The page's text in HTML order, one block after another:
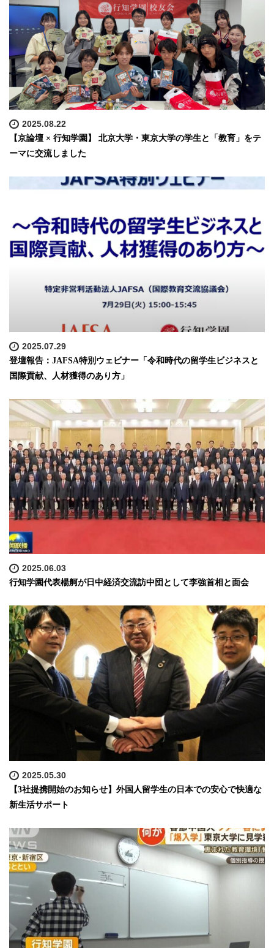
2025.08.22
【京論壇 × 行知学園】 北京大学・東京大学の学生と「教育」をテ
ーマに交流しました
2025.07.29
登壇報告：JAFSA特別ウェビナー「令和時代の留学生ビジネスと
国際貢献、人材獲得のあり方」
2025.06.03
行知学園代表楊舸が日中経済交流訪中団として李強首相と面会
2025.05.30
【3社提携開始のお知らせ】外国人留学生の日本での安心で快適な
新生活サポート